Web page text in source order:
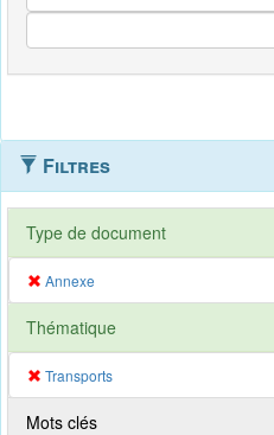
Filtres
Type de document
Annexe
Thématique
Transports
Mots clés